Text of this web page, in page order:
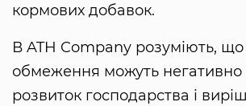
кормових добавок.
В ATH Company розуміють, що
обмеження можуть негативно
розвиток господарства і